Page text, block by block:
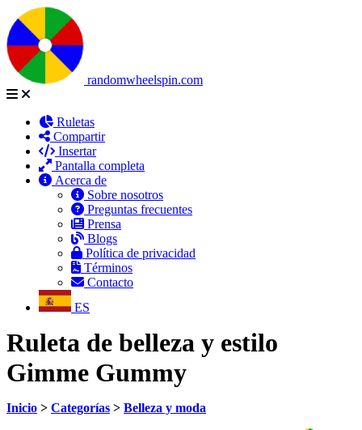
randomwheelspin.com
Ruletas
Compartir
Insertar
Pantalla completa
Acerca de
Sobre nosotros
Preguntas frecuentes
Prensa
Blogs
Política de privacidad
Términos
Contacto
ES
Ruleta de belleza y estilo
Gimme Gummy
Inicio > Categorías > Belleza y moda